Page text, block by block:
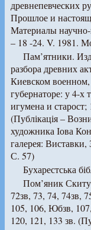
древнепевческих
Прошлое и
Материалы
– 18 -24. V. 1981.
Пам’ятники.
разбора древних
Киевском
губернаторе: у 4-х
игумена и старост;
(Публікація –
художника Іова
галерея: Виставки,
С. 57)
Бухарестська
Пом’яник
72зв, 73, 74, 74зв,
105, 106, Юбзв,
120, 121, 133 зв.